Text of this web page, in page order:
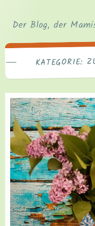
Der Blog, der
KATEGORIE: